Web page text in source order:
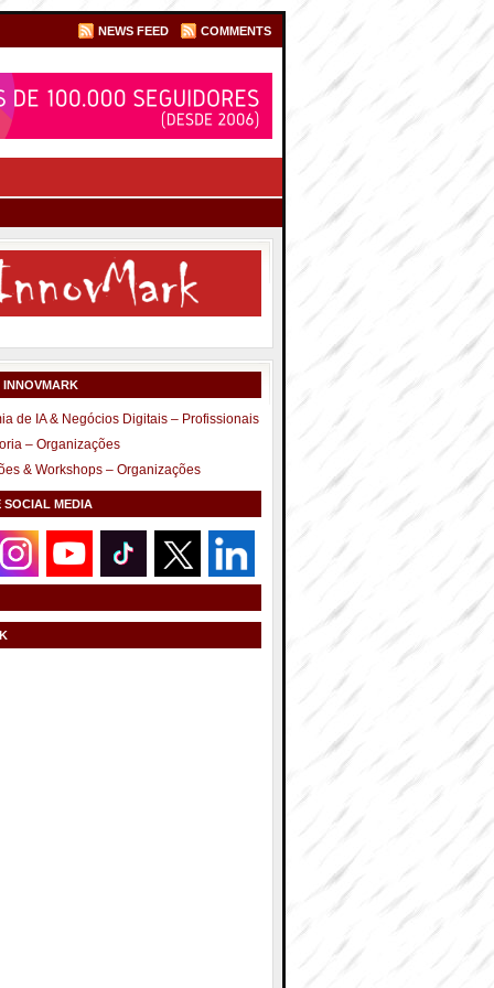
NEWS FEED COMMENTS
INNOVMARK
de IA & Negócios Digitais – Profissionais
– Organizações
& Workshops – Organizações
SOCIAL MEDIA